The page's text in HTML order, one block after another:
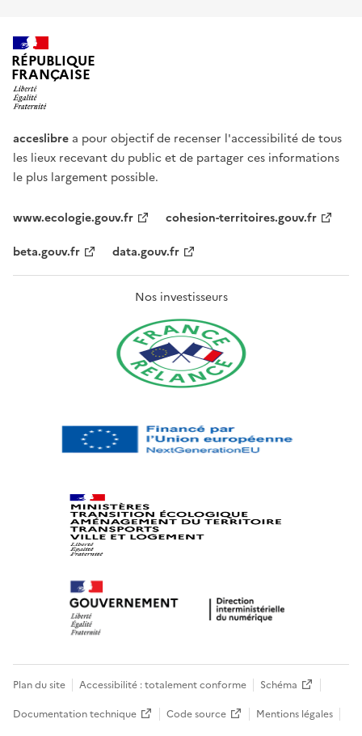
RÉPUBLIQUE
FRANÇAISE
acceslibre a pour objectif de recenser l'accessibilité de tous
les lieux recevant du public et de partager ces informations
le plus largement possible.
www.ecologie.gouv.fr
cohesion-territoires.gouv.fr
beta.gouv.fr
data.gouv.fr
Nos investisseurs
Plan du site Accessibilité : totalement conforme
Schéma
Documentation technique
Code source
Mentions légales